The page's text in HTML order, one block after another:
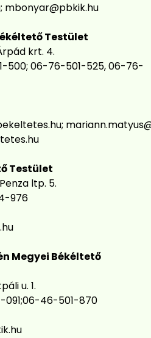
; mbonyar@pbkik.hu
Testület
krt. 4.
500; 06-76-501-525, 06-76-
;
Testület
ltp. 5.
976
Megyei Békéltető
u. 1.
091;06-46-501-870